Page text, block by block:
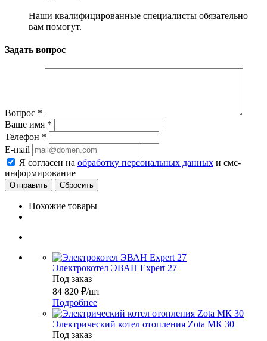
Наши квалифицированные специалисты обязательно
вам помогут.
Задать вопрос
Вопрос *
Ваше имя *
Телефон *
E-mail
Я согласен на обработку персональных данных и смс-
информирование
Сбросить
Похожие товары
Электрокотел ЭВАН Expert 27
Под заказ
84 820 ₽/шт
Подробнее
Электрический котел отопления Zota МК 30
Под заказ